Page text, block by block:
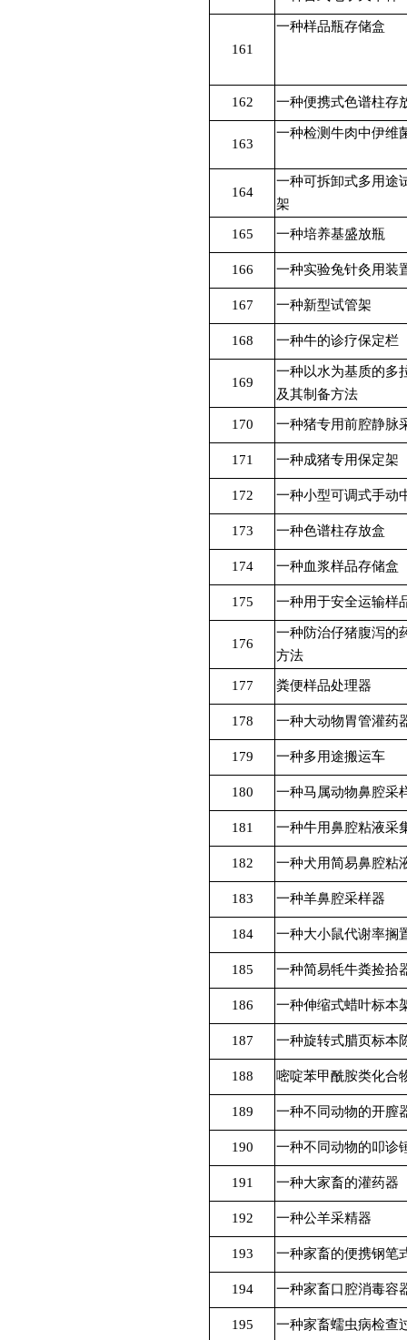
161
一种样品瓶存储盒
162 一种便携式色谱柱存
163
一种检测牛肉中伊维
164
一种可拆卸式多用途
架
165 一种培养基盛放瓶
166 一种实验兔针灸用装
167 一种新型试管架
168 一种牛的诊疗保定栏
169
一种以水为基质的多
及其制备方法
170 一种猪专用前腔静脉
171 一种成猪专用保定架
172 一种小型可调式手动
173 一种色谱柱存放盒
174 一种血浆样品存储盒
175 一种用于安全运输样
176
一种防治仔猪腹泻的
方法
177 粪便样品处理器
178 一种大动物胃管灌药
179 一种多用途搬运车
180 一种马属动物鼻腔采
181 一种牛用鼻腔粘液采
182 一种犬用简易鼻腔粘
183 一种羊鼻腔采样器
184 一种大小鼠代谢率搁
185 一种简易牦牛粪捡拾
186 一种伸缩式蜡叶标本
187 一种旋转式腊页标本
188 嘧啶苯甲酰胺类化合
189 一种不同动物的开膣
190 一种不同动物的叩诊
191 一种大家畜的灌药器
192 一种公羊采精器
193 一种家畜的便携钢笔
194 一种家畜口腔消毒容
195 一种家畜蠕虫病检查